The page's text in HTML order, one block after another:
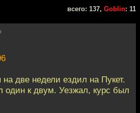
всего: 137, Goblin: 11
две недели ездил на Пукет.
один к двум. Уезжал, курс был